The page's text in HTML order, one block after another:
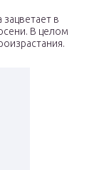
в
В целом